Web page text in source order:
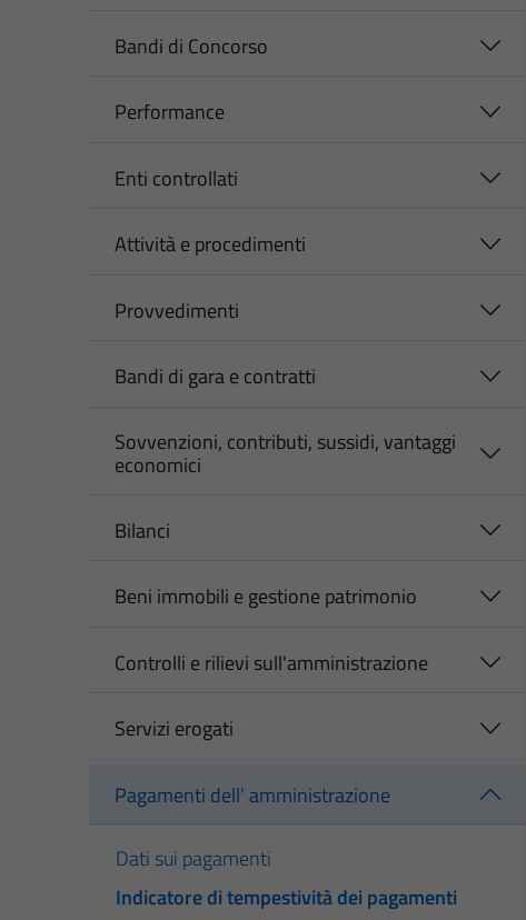
Bandi di Concorso
Performance
Enti controllati
Attività e procedimenti
Provvedimenti
Bandi di gara e contratti
Sovvenzioni, contributi, sussidi, vantaggi
economici
Bilanci
Beni immobili e gestione patrimonio
Controlli e rilievi sull'amministrazione
Servizi erogati
Pagamenti dell' amministrazione
Dati sui pagamenti
Indicatore di tempestività dei pagamenti